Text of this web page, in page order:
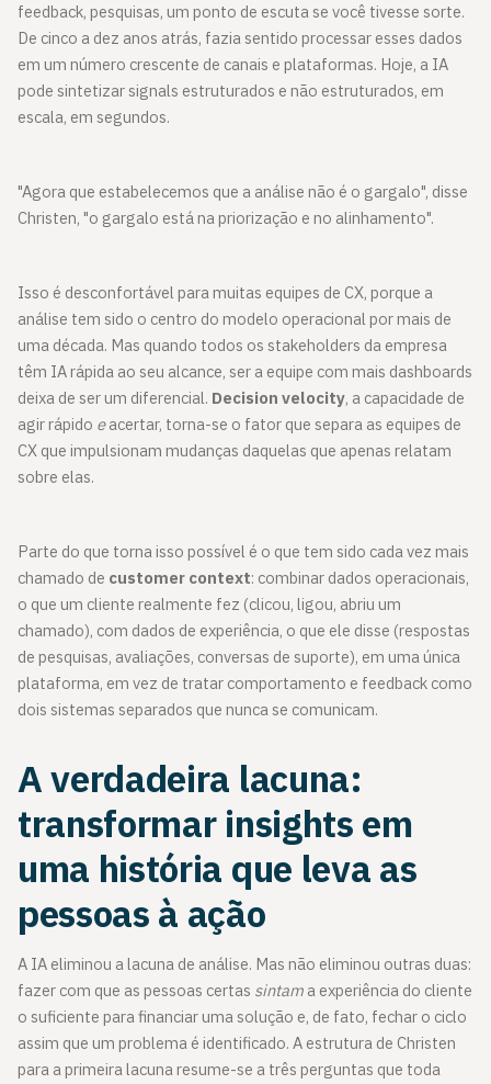
feedback, pesquisas, um ponto de escuta se você tivesse sorte.
De cinco a dez anos atrás, fazia sentido processar esses dados
em um número crescente de canais e plataformas. Hoje, a IA
pode sintetizar signals estruturados e não estruturados, em
escala, em segundos.
"Agora que estabelecemos que a análise não é o gargalo", disse
Christen, "o gargalo está na priorização e no alinhamento".
Isso é desconfortável para muitas equipes de CX, porque a
análise tem sido o centro do modelo operacional por mais de
uma década. Mas quando todos os stakeholders da empresa
têm IA rápida ao seu alcance, ser a equipe com mais dashboards
deixa de ser um diferencial. Decision velocity, a capacidade de
agir rápido eacertar, torna-se o fator que separa as equipes de
CX que impulsionam mudanças daquelas que apenas relatam
sobre elas.
Parte do que torna isso possível é o que tem sido cada vez mais
chamado de customer context: combinar dados operacionais,
o que um cliente realmente fez (clicou, ligou, abriu um
chamado), com dados de experiência, o que ele disse (respostas
de pesquisas, avaliações, conversas de suporte), em uma única
plataforma, em vez de tratar comportamento e feedback como
dois sistemas separados que nunca se comunicam.
A verdadeira lacuna:
transformar insights em
uma história que leva as
pessoas à ação
A IA eliminou a lacuna de análise. Mas não eliminou outras duas:
fazer com que as pessoas certas sintama experiência do cliente
o suficiente para financiar uma solução e, de fato, fechar o ciclo
assim que um problema é identificado. A estrutura de Christen
para a primeira lacuna resume-se a três perguntas que toda